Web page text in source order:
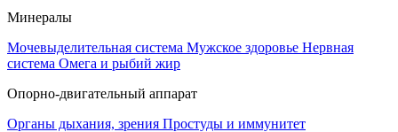
Минералы
Мочевыделительная система Мужское здоровье Нервная
система Омега и рыбий жир
Опорно-двигательный аппарат
Органы дыхания, зрения Простуды и иммунитет